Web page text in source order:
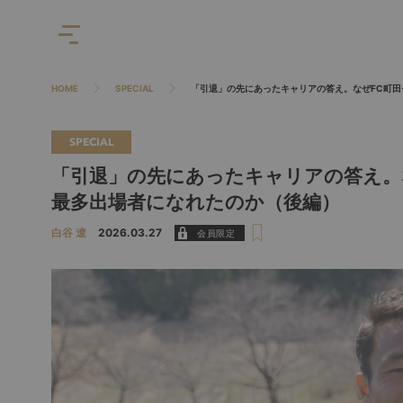
HOME SPECIAL 「引退」の先にあったキャリアの答え。なぜFC町
SPECIAL
「引退」の先にあったキャリアの答え
最多出場者になれたのか（後編）
白谷 遼 2026.03.27